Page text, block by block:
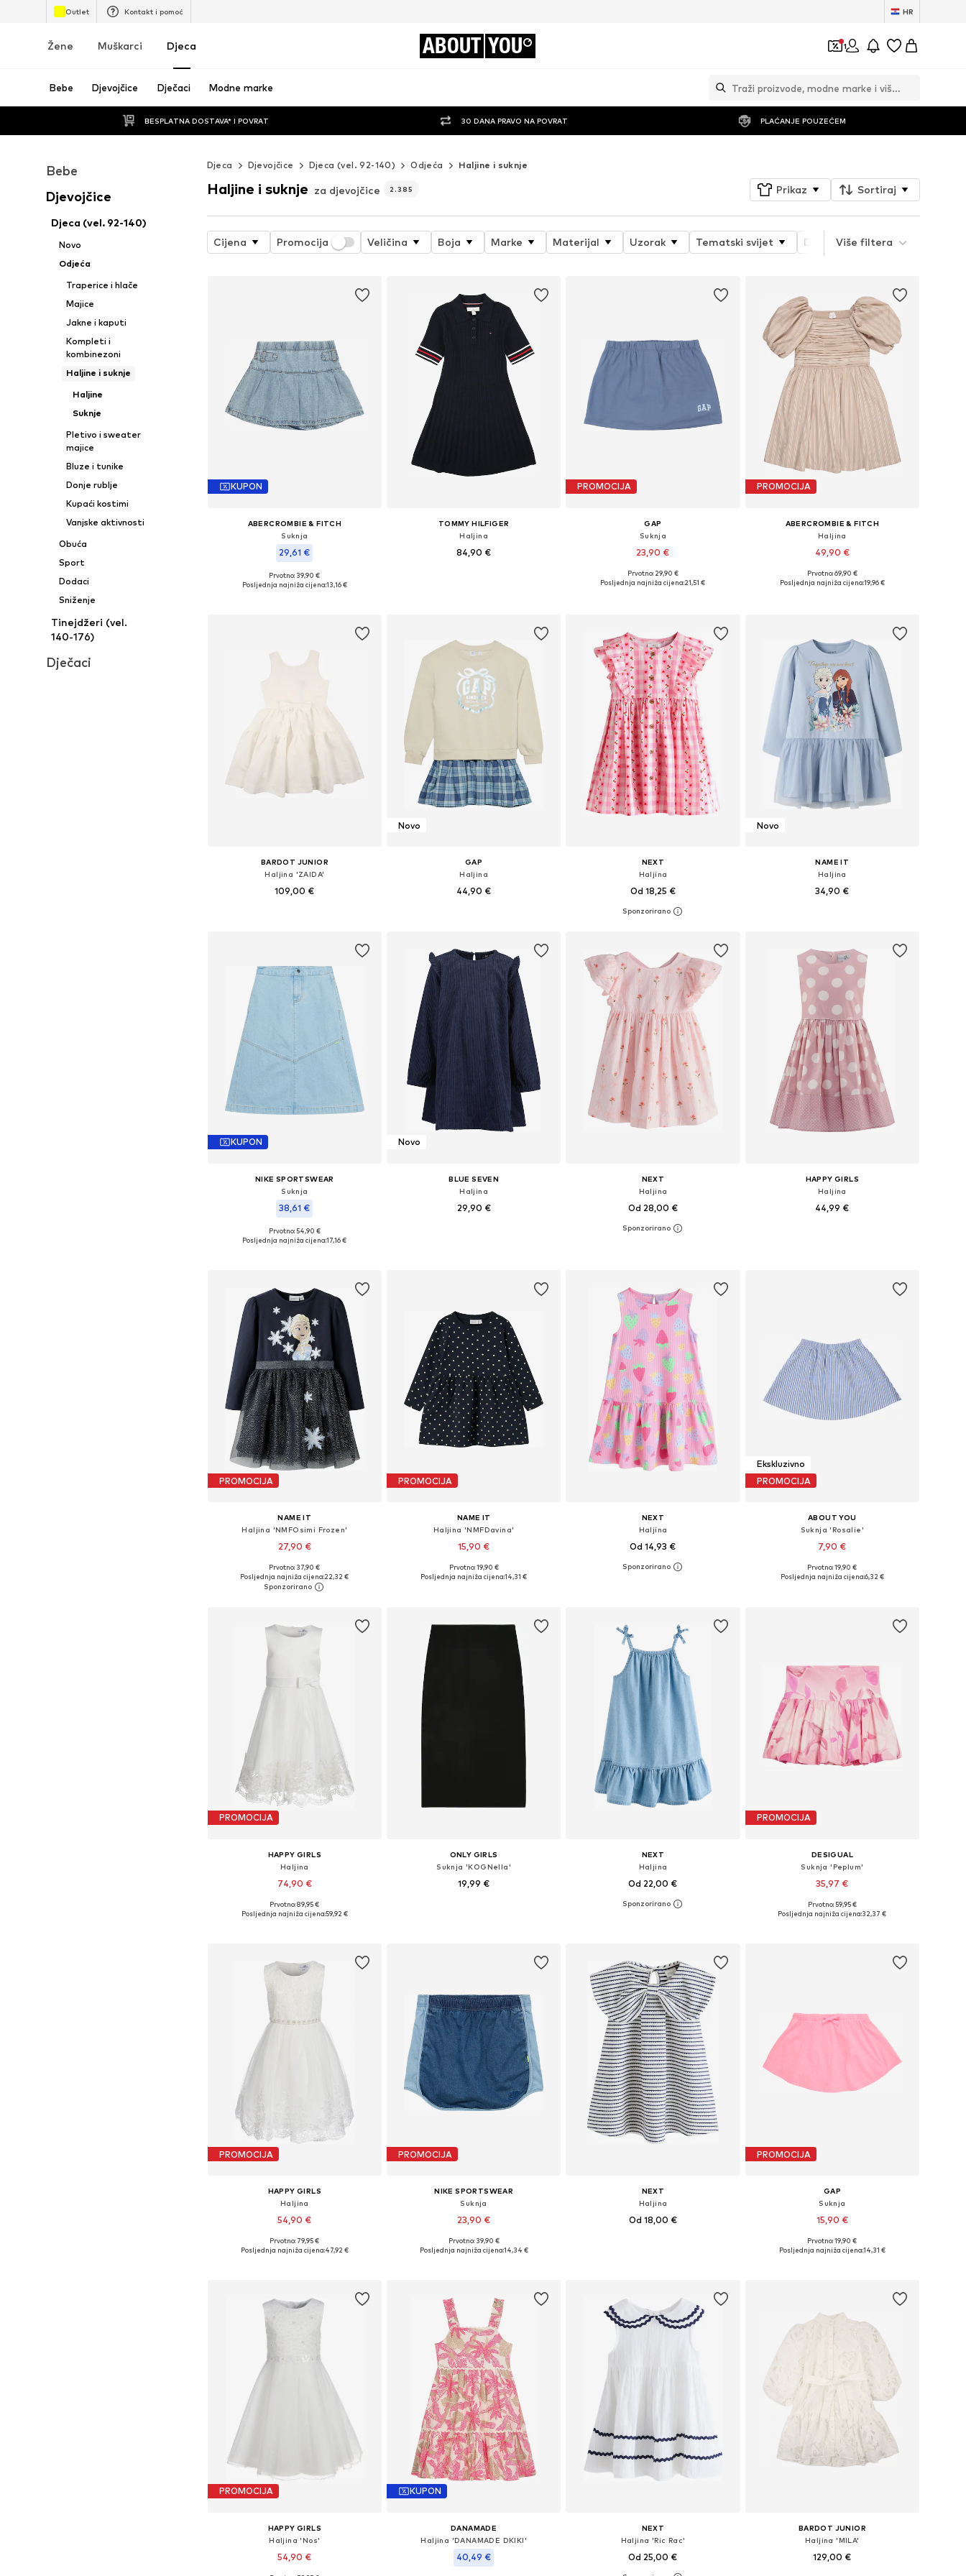
Outlet Kontakt i pomoć HR
Žene Muškarci Djeca ABOUT YOU 1
Bebe Djevojčice Dječaci Modne marke
BESPLATNA DOSTAVA* I POVRAT 30 DANA PRAVO NA POVRAT PLAĆANJE POUZEĆEM
Bebe
Djevojčice
Djeca (vel. 92-140)
Novo
Odjeća
Traperice i hlače
Majice
Jakne i kaputi
Kompleti i
kombinezoni
Haljine i suknje
Haljine
Suknje
Pletivo i sweater
majice
Bluze i tunike
Donje rublje
Kupaći kostimi
Vanjske aktivnosti
Obuća
Sport
Dodaci
Sniženje
Tinejdžeri (vel.
140-176)
Dječaci
Djeca Djevojčice Djeca (vel. 92-140) Odjeća Haljine i suknje
Haljine i suknje za djevojčice 2.385 Prikaz Sortiraj
Cijena Promocija Veličina Boja Marke Materijal Uzorak Tematski svijet Detalji Svojstva proizvoda
Više filtera
KUPON
ABERCROMBIE & FITCH
Suknja
29,61 €
Dostupno u više veličina
Prvotno: 39,90 €
Posljednja najniža cijena:13,16 €
TOMMY HILFIGER
Haljina
84,90 €
PROMOCIJA
GAP
Suknja
23,90 €
Dostupno u više veličina
Prvotno: 29,90 €
Posljednja najniža cijena:21,51 €
PROMOCIJA
ABERCROMBIE & FITCH
Haljina
49,90 €
Dostupno u više veličina
Prvotno: 69,90 €
Posljednja najniža cijena:19,96 €
BARDOT JUNIOR
Haljina 'ZAIDA'
109,00 €
Novo
GAP
Haljina
44,90 €
NEXT
Haljina
Od 18,25 €
+ 2
Dostupno u više veličina
Novo
NAME IT
Haljina
34,90 €
KUPON
NIKE SPORTSWEAR
Suknja
38,61 €
Dostupno u više veličina
Prvotno: 54,90 €
Posljednja najniža cijena:17,16 €
Novo
BLUE SEVEN
Haljina
29,90 €
NEXT
Haljina
Od 28,00 €
Dostupne veličine: 92, 98, 110, 116, 122, 128
HAPPY GIRLS
Haljina
44,99 €
PROMOCIJA
NAME IT
Haljina 'NMFOsimi Frozen'
27,90 €
Dostupno u više veličina
Dodaj u košaricu
Prvotno: 37,90 €
Posljednja najniža cijena:22,32 €
PROMOCIJA
NAME IT
Haljina 'NMFDavina'
15,90 €
Dostupno u više veličina
Prvotno: 19,90 €
Posljednja najniža cijena:14,31 €
NEXT
Haljina
Od 14,93 €
Dostupno u više veličina
Ekskluzivno
PROMOCIJA
ABOUT YOU
Suknja 'Rosalie'
7,90 €
Prvotno: 19,90 €
Posljednja najniža cijena:6,32 €
PROMOCIJA
HAPPY GIRLS
Haljina
74,90 €
Dostupno u više veličina
Prvotno: 89,95 €
Posljednja najniža cijena:59,92 €
ONLY GIRLS
Suknja 'KOGNella'
19,99 €
NEXT
Haljina
Od 22,00 €
Dostupno u više veličina
PROMOCIJA
DESIGUAL
Suknja 'Peplum'
35,97 €
Dostupno u više veličina
Prvotno: 59,95 €
Posljednja najniža cijena:32,37 €
PROMOCIJA
HAPPY GIRLS
Haljina
54,90 €
Dostupno u više veličina
Prvotno: 79,95 €
Posljednja najniža cijena:47,92 €
PROMOCIJA
NIKE SPORTSWEAR
Suknja
23,90 €
Dostupno u više veličina
Prvotno: 39,90 €
Posljednja najniža cijena:14,34 €
NEXT
Haljina
Od 18,00 €
PROMOCIJA
GAP
Suknja
15,90 €
Dostupno u više veličina
Prvotno: 19,90 €
Posljednja najniža cijena:14,31 €
PROMOCIJA
HAPPY GIRLS
Haljina 'Nos'
54,90 €
KUPON
DANAMADE
Haljina 'DANAMADE DKIKI'
40,49 €
NEXT
Haljina 'Ric Rac'
Od 25,00 €
BARDOT JUNIOR
Haljina 'MILA'
129,00 €